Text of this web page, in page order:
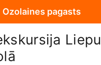
Liepu
Ozolaines pagasts